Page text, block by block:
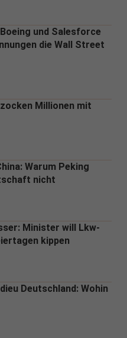
und Salesforce
die Wall Street
Millionen mit
Warum Peking
nicht
Minister will Lkw-
kippen
Deutschland: Wohin